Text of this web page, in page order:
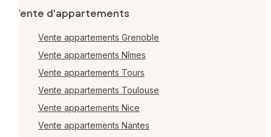
Vente d'appartements
Vente appartements Grenoble
Vente appartements Nîmes
Vente appartements Tours
Vente appartements Toulouse
Vente appartements Nice
Vente appartements Nantes